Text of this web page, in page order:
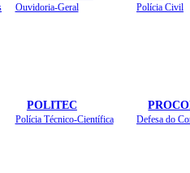
Ouvidoria-Geral Polícia Civil
POLITEC
Polícia Técnico-Científica Defesa do